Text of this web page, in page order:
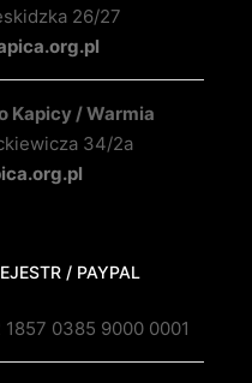
26/27
Kapicy / Warmia
34/2a
/ PAYPAL
0385 9000 0001